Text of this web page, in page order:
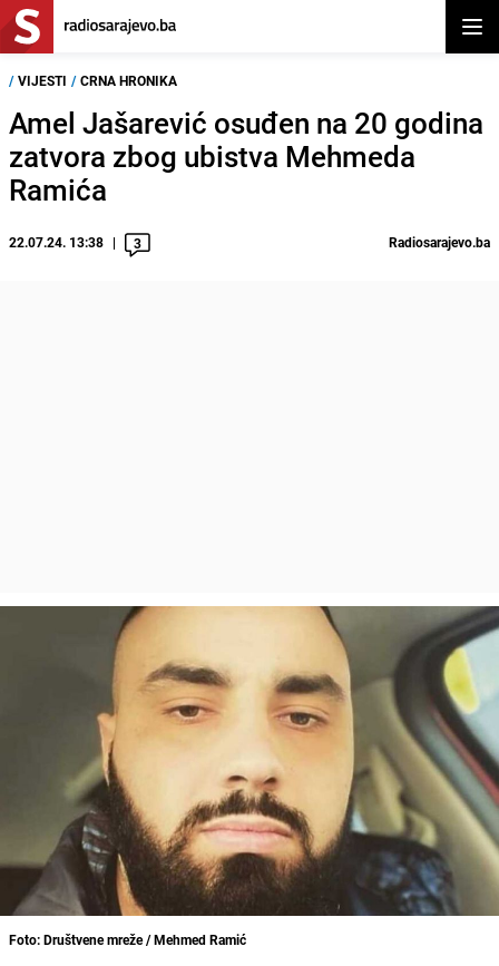
/ VIJESTI / CRNA HRONIKA
Amel Jašarević osuđen na 20 godina
zatvora zbog ubistva Mehmeda
Ramića
22.07.24. 13:38 3 Radiosarajevo.ba
Foto: Društvene mreže / Mehmed Ramić